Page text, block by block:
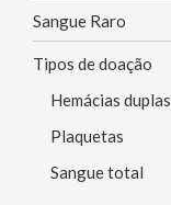
Sangue Raro
Tipos de doação
Hemácias duplas
Plaquetas
Sangue total